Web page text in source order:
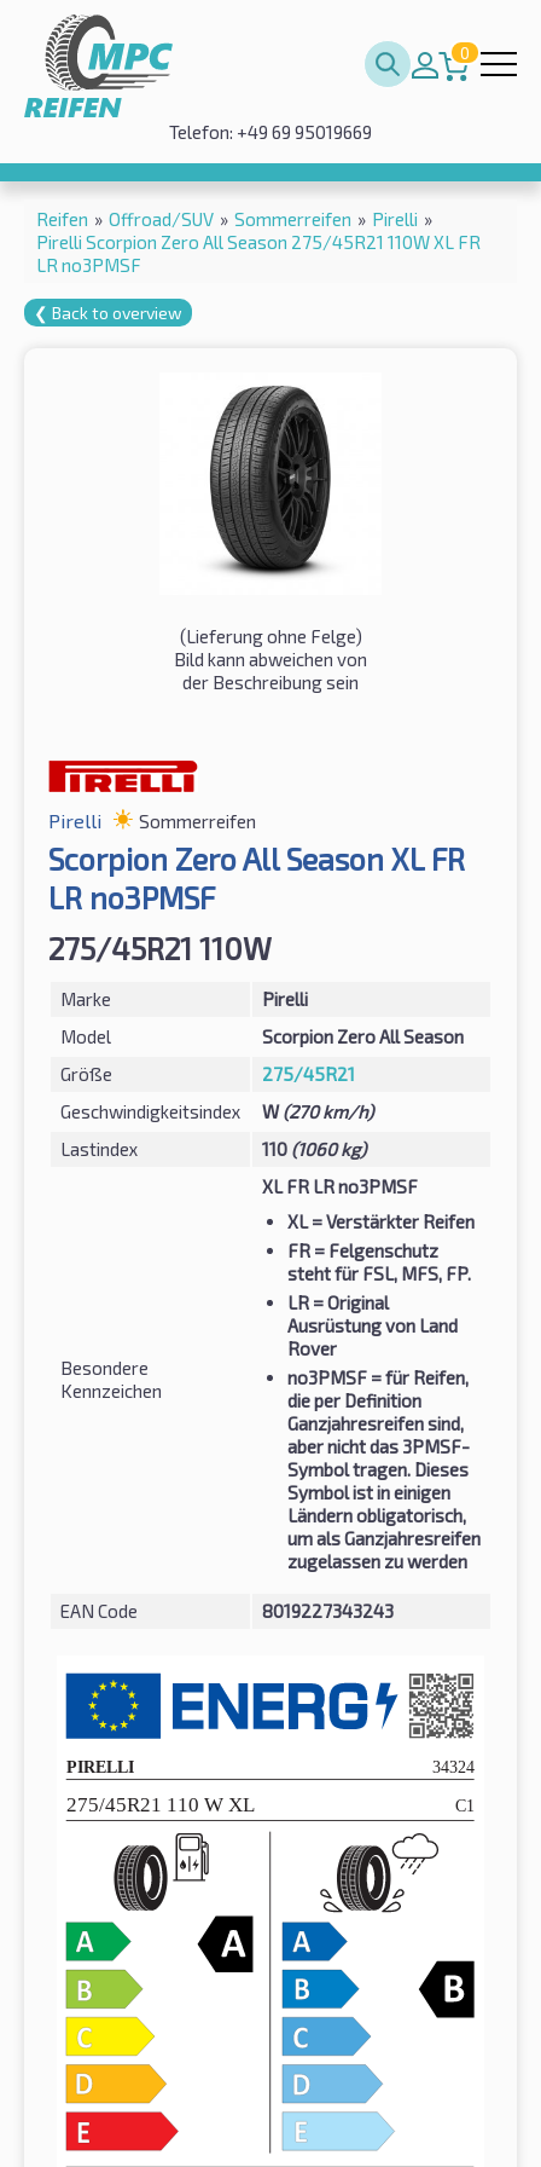
0
Telefon: +49 69 95019669
Reifen » Offroad/SUV » Sommerreifen » Pirelli »
Pirelli Scorpion Zero All Season 275/45R21 110W XL FR
LR no3PMSF
❮ Back to overview
(Lieferung ohne Felge)
Bild kann abweichen von
der Beschreibung sein
Pirelli Sommerreifen
Scorpion Zero All Season XL FR
LR no3PMSF
275/45R21 110W
Marke
Pirelli
Model
Scorpion Zero All Season
Größe
275/45R21
Geschwindigkeitsindex
W(270 km/h)
Lastindex
110 (1060 kg)
Besondere
Kennzeichen
XL FR LR no3PMSF
XL= Verstärkter Reifen
FR = Felgenschutz
steht für FSL, MFS, FP.
LR = Original
Ausrüstung von Land
Rover
no3PMSF = für Reifen,
die per Definition
Ganzjahresreifen sind,
aber nicht das 3PMSF-
Symbol tragen. Dieses
Symbol ist in einigen
Ländern obligatorisch,
um als Ganzjahresreifen
zugelassen zu werden
EAN Code 8019227343243